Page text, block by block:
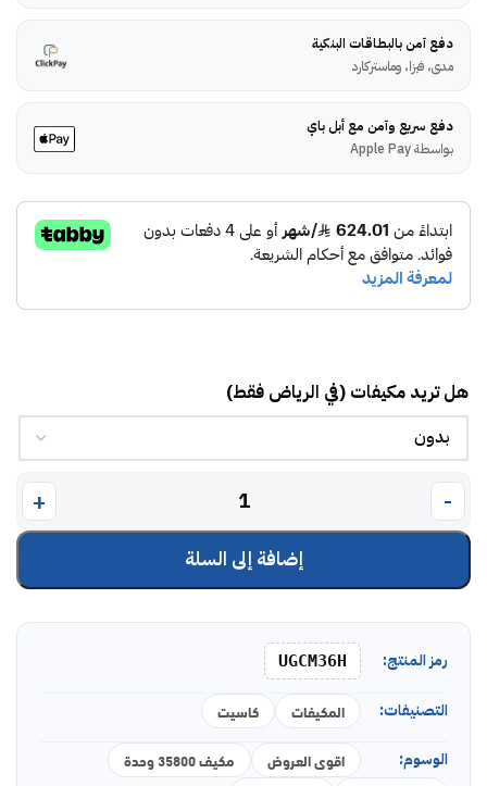
دفع آمن بالبطاقات البنكية
مدى، فيزا، وماستركارد
دفع سريع وآمن مع أبل باي
بواسطة Apple Pay
هل تريد مكيفات (في الرياض فقط)
إضافة إلى السلة
رمز المنتج: UGCM36H
التصنيفات: المكيفات كاسيت
الوسوم: اقوى العروض
مكيف 35800 وحدة